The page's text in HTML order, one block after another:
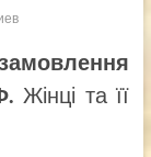
Жінці та її